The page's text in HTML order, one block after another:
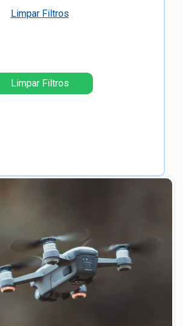
Limpar Filtros
Limpar Filtros